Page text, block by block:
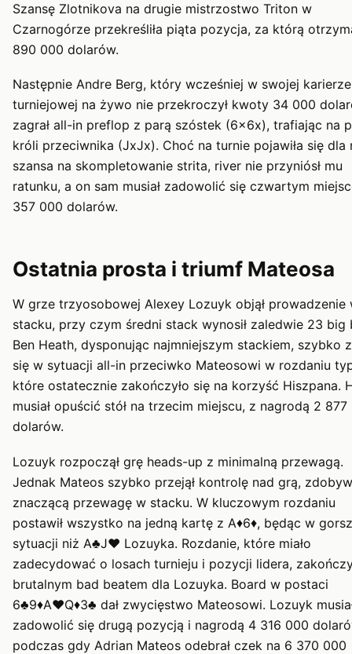
Szansę Zlotnikova na drugie mistrzostwo Triton w
Czarnogórze przekreśliła piąta pozycja, za którą
890 000 dolarów.
Następnie Andre Berg, który wcześniej w swojej karierze
turniejowej na żywo nie przekroczył kwoty 34 000
zagrał all-in preflop z parą szóstek (6x6x), trafiając na
króli przeciwnika (JxJx). Choć na turnie pojawiła się dla
szansa na skompletowanie strita, river nie przyniósł mu
ratunku, a on sam musiał zadowolić się czwartym
357 000 dolarów.
Ostatnia prosta i triumf Mateosa
W grze trzyosobowej Alexey Lozuyk objął prowadzenie
stacku, przy czym średni stack wynosił zaledwie 23 big
Ben Heath, dysponując najmniejszym stackiem, szybko
się w sytuacji all-in przeciwko Mateosowi w rozdaniu
które ostatecznie zakończyło się na korzyść Hiszpana.
musiał opuścić stół na trzecim miejscu, z nagrodą 2
dolarów.
Lozuyk rozpoczął grę heads-up z minimalną przewagą.
Jednak Mateos szybko przejął kontrolę nad grą,
znaczącą przewagę w stacku. W kluczowym rozdaniu
postawił wszystko na jedną kartę z A♦6♦, będąc w
sytuacji niż A♣J♥ Lozuyka. Rozdanie, które miało
zadecydować o losach turnieju i pozycji lidera,
brutalnym bad beatem dla Lozuyka. Board w postaci
6♣9♦A♥Q♦3♣ dał zwycięstwo Mateosowi. Lozuyk
zadowolić się drugą pozycją i nagrodą 4 316 000
podczas gdy Adrian Mateos odebrał czek na 6 370 000